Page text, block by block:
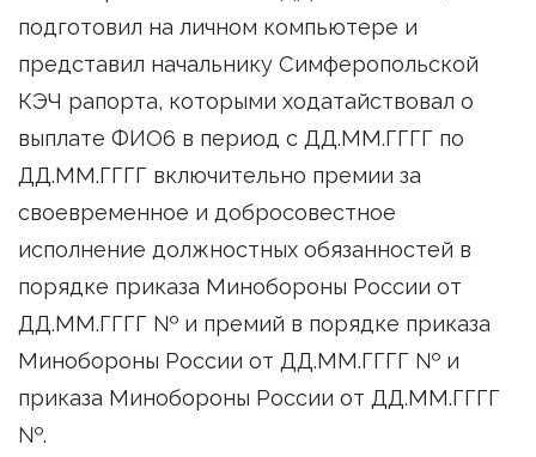
подготовил на личном компьютере и
представил начальнику Симферопольской
КЭЧ рапорта, которыми ходатайствовал о
выплате ФИО6 в период с ДД.ММ.ГГГГ по
ДД.ММ.ГГГГ включительно премии за
своевременное и добросовестное
исполнение должностных обязанностей в
порядке приказа Минобороны России от
ДД.ММ.ГГГГ № и премий в порядке приказа
Минобороны России от ДД.ММ.ГГГГ № и
приказа Минобороны России от ДД.ММ.ГГГГ
№.